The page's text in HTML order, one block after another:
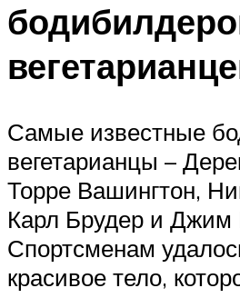
Самые известные
вегетарианцы –
Торре Вашингтон,
Карл Брудер и Джим
Спортсменам
красивое тело,